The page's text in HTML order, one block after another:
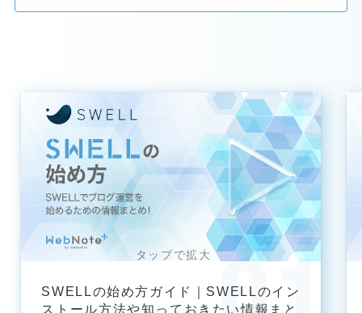
SWELLの始め方ガイド｜SWELLのイン
ストール方法や知っておきたい情報まと